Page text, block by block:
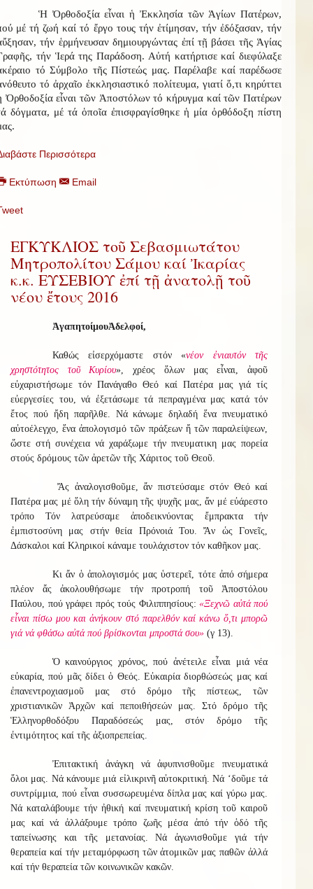
Ἡ Ὀρθοδοξία εἶναι ἡ Ἐκκλησία τῶν Ἁγίων Πατέρων,
μέ τή ζωή καί τό ἔργο τους τήν ἐτίμησαν, τήν ἐδόξασαν, τήν
τήν ἑρμήνευσαν δημιουργώντας ἐπί τῇ βάσει τῆς Ἁγίας
τήν Ἱερά της Παράδοση. Αὐτή κατήρτισε καί διεφύλαξε
τό Σύμβολο τῆς Πίστεώς μας. Παρέλαβε καί παρέδωσε
τό ἀρχαῖο ἐκκλησιαστικό πολίτευμα, γιατί ὅ,τι κηρύττει
Ὀρθοδοξία εἶναι τῶν Ἀποστόλων τό κήρυγμα καί τῶν Πατέρων
δόγματα, μέ τά ὁποῖα ἐπισφραγίσθηκε ἡ μία ὀρθόδοξη πίστη
Περισσότερα
Εκτύπωση Email
ΕΓΚΥΚΛΙΟΣ τοῦ Σεβασμιωτάτου
Μητροπολίτου Σάμου καί Ἰκαρίας
κ.κ. ΕΥΣΕΒΙΟΥ ἐπί τῇ ἀνατολῇ τοῦ
νέου ἔτους 2016
ἈγαπητοίμουἈδελφοί,
Καθώς εἰσερχόμαστε στόν «νέον ἐνιαυτόν τῆς
χρηστότητος τοῦ Κυρίου», χρέος ὅλων μας εἶναι, ἀφοῦ
εὐχαριστήσωμε τόν Πανάγαθο Θεό καί Πατέρα μας γιά τίς
εὐεργεσίες του, νά ἐξετάσωμε τά πεπραγμένα μας κατά τόν
ἔτος πού ἤδη παρῆλθε. Νά κάνωμε δηλαδή ἕνα πνευματικό
αὐτοέλεγχο, ἕνα ἀπολογισμό τῶν πράξεων ἤ τῶν παραλείψεων,
ὥστε στή συνέχεια νά χαράξωμε τήν πνευματικη μας πορεία
στούς δρόμους τῶν ἀρετῶν τῆς Χάριτος τοῦ Θεοῦ.
Ἄς ἀναλογισθοῦμε, ἄν πιστεύσαμε στόν Θεό καί
Πατέρα μας μέ ὅλη τήν δύναμη τῆς ψυχῆς μας, ἄν μέ εὐάρεστο
τρόπο Τόν λατρεύσαμε ἀποδεικνύοντας ἔμπρακτα τήν
ἐμπιστοσύνη μας στήν θεία Πρόνοιά Του. Ἄν ὡς Γονεῖς,
Δάσκαλοι καί Κληρικοί κάναμε τουλάχιστον τόν καθῆκον μας.
Κι ἄν ὁ ἀπολογισμός μας ὑστερεῖ, τότε ἀπό σήμερα
πλέον ἄς ἀκολουθήσωμε τήν προτροπή τοῦ Ἀποστόλου
Παύλου, πού γράφει πρός τούς Φιλιππησίους: «Ξεχνῶ αὐτά πού
εἶναι πίσω μου και ἀνήκουν στό παρελθόν καί κάνω ὅ,τι μπορῶ
γιά νά φθάσω αὐτά πού βρίσκονται μπροστά σου» (γ 13).
Ὁ καινούργιος χρόνος, πού ἀνέτειλε εἶναι μιά νέα
εὐκαρία, πού μᾶς δίδει ὁ Θεός. Εὐκαιρία διορθώσεώς μας καί
ἐπανεντροχιασμοῦ μας στό δρόμο τῆς πίστεως, τῶν
χριστιανικῶν Ἀρχῶν καί πεποιθήσεών μας. Στό δρόμο τῆς
Ἑλληνορθοδόξου Παραδόσεώς μας, στόν δρόμο τῆς
ἐντιμότητος καί τῆς ἀξιοπρεπείας.
Ἐπιτακτική ἀνάγκη νά ἀφυπνισθοῦμε πνευματικά
ὅλοι μας. Νά κάνουμε μιά εἰλικρινῆ αὐτοκριτική. Νά ‘δοῦμε τά
συντρίμμια, πού εἶναι συσσωρευμένα δίπλα μας καί γύρω μας.
Νά καταλάβουμε τήν ἠθική καί πνευματική κρίση τοῦ καιροῦ
μας καί νά ἀλλάξουμε τρόπο ζωῆς μέσα ἀπό τήν ὁδό τῆς
ταπείνωσης και τῆς μετανοίας. Νά ἀγωνισθοῦμε γιά τήν
θεραπεία καί τήν μεταμόρφωση τῶν ἀτομικῶν μας παθῶν ἀλλά
καί τήν θεραπεία τῶν κοινωνικῶν κακῶν.